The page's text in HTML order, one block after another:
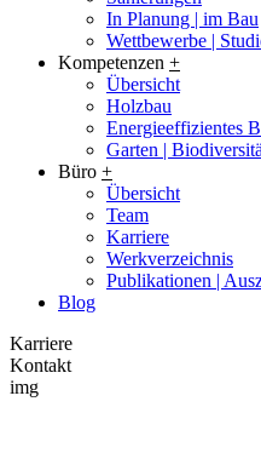
In Planung | im Bau
Wettbewerbe |
Kompetenzen +
Übersicht
Holzbau
Energieeffizientes
Garten |
Büro +
Übersicht
Team
Karriere
Werkverzeichnis
Publikationen |
Blog
Karriere
Kontakt
img